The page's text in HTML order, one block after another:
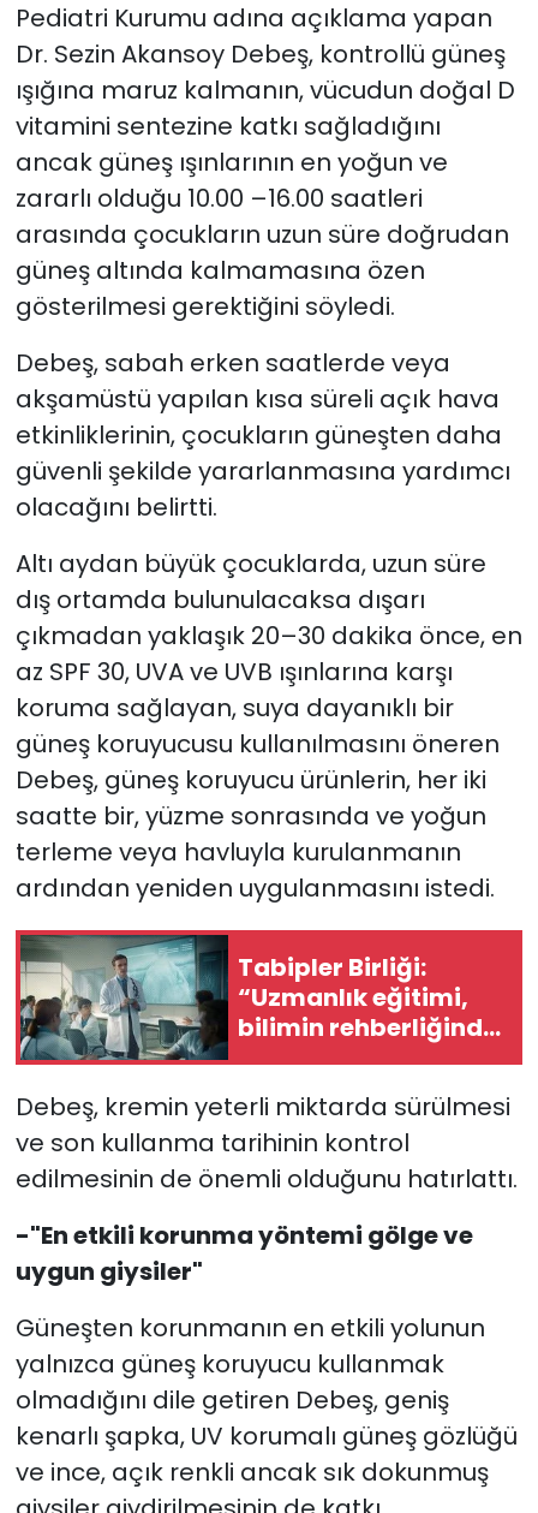
Pediatri Kurumu adına açıklama yapan
Dr. Sezin Akansoy Debeş, kontrollü güneş
ışığına maruz kalmanın, vücudun doğal D
vitamini sentezine katkı sağladığını
ancak güneş ışınlarının en yoğun ve
zararlı olduğu 10.00 –16.00 saatleri
arasında çocukların uzun süre doğrudan
güneş altında kalmamasına özen
gösterilmesi gerektiğini söyledi.
Debeş, sabah erken saatlerde veya
akşamüstü yapılan kısa süreli açık hava
etkinliklerinin, çocukların güneşten daha
güvenli şekilde yararlanmasına yardımcı
olacağını belirtti.
Altı aydan büyük çocuklarda, uzun süre
dış ortamda bulunulacaksa dışarı
çıkmadan yaklaşık 20–30 dakika önce, en
az SPF 30, UVA ve UVB ışınlarına karşı
koruma sağlayan, suya dayanıklı bir
güneş koruyucusu kullanılmasını öneren
Debeş, güneş koruyucu ürünlerin, her iki
saatte bir, yüzme sonrasında ve yoğun
terleme veya havluyla kurulanmanın
ardından yeniden uygulanmasını istedi.
Tabipler Birliği:
“Uzmanlık eğitimi,
bilimin rehberliğinde
ve toplum yararını
düzenlenmeli”
Debeş, kremin yeterli miktarda sürülmesi
ve son kullanma tarihinin kontrol
edilmesinin de önemli olduğunu hatırlattı.
-"En etkili korunma yöntemi gölge ve
uygun giysiler"
Güneşten korunmanın en etkili yolunun
yalnızca güneş koruyucu kullanmak
olmadığını dile getiren Debeş, geniş
kenarlı şapka, UV korumalı güneş gözlüğü
ve ince, açık renkli ancak sık dokunmuş